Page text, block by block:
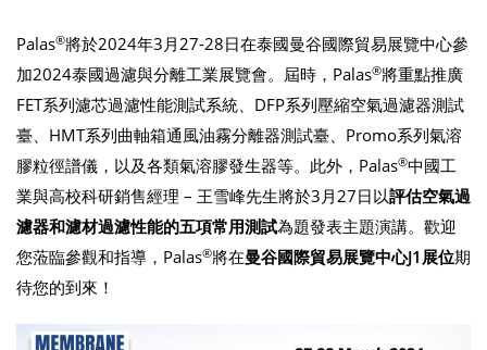
Palas®將於2024年3月27-28日在泰國曼谷國際貿易展覽中心參
加2024泰國過濾與分離工業展覽會。屆時，Palas®將重點推廣
FET系列濾芯過濾性能測試系統、DFP系列壓縮空氣過濾器測試
臺、HMT系列曲軸箱通風油霧分離器測試臺、Promo系列氣溶
膠粒徑譜儀，以及各類氣溶膠發生器等。此外，Palas®中國工
業與高校科研銷售經理 – 王雪峰先生將於3月27日以評估空氣過
濾器和濾材過濾性能的五項常用測試為題發表主題演講。歡迎
您蒞臨參觀和指導，Palas®將在曼谷國際貿易展覽中心J1展位期
待您的到來！